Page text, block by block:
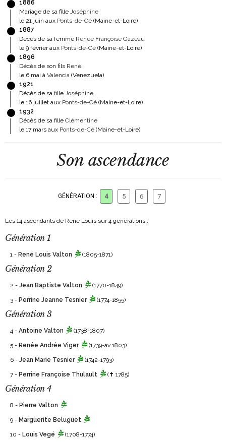
1886
Mariage de sa fille Joséphine
le 21 juin aux Ponts-de-Cé (Maine-et-Loire)
1887
Décès de sa femme Renée Françoise Gazeau
le 9 février aux Ponts-de-Cé (Maine-et-Loire)
1896
Décès de son fils René
le 6 mai à Valencia (Venezuela)
1921
Décès de sa fille Joséphine
le 16 juillet aux Ponts-de-Cé (Maine-et-Loire)
1932
Décès de sa fille Clémentine
le 17 mars aux Ponts-de-Cé (Maine-et-Loire)
Son ascendance
GÉNÉRATION : 4 5 6 7
Les 14 ascendants de René Louis sur 4 générations :
Génération 1
1 - René Louis Valton (1805-1871)
Génération 2
2 - Jean Baptiste Valton (1770-1849)
3 - Perrine Jeanne Tesnier (1774-1855)
Génération 3
4 - Antoine Valton (1738-1807)
5 - Renée Andrée Viger (1739-av 1803)
6 - Jean Marie Tesnier (1742-1793)
7 - Perrine Françoise Thulault (✝ 1785)
Génération 4
8 - Pierre Valton
9 - Marguerite Beluguet
10 - Louis Vegé (1708-1774)